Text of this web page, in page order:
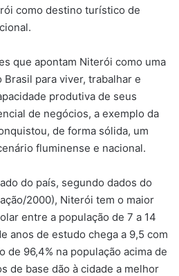
como destino turístico de
que apontam Niterói como uma
para viver, trabalhar e
produtiva de seus
de negócios, a exemplo da
de forma sólida, um
fluminense e nacional.
do país, segundo dados do
2000), Niterói tem o maior
entre a população de 7 a 14
anos de estudo chega a 9,5 com
de 96,4% na população acima de
de base dão à cidade a melhor